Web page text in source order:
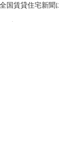
ープ
国賃貸住宅新聞